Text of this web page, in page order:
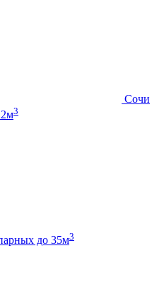
Сочи
3
до 35м3